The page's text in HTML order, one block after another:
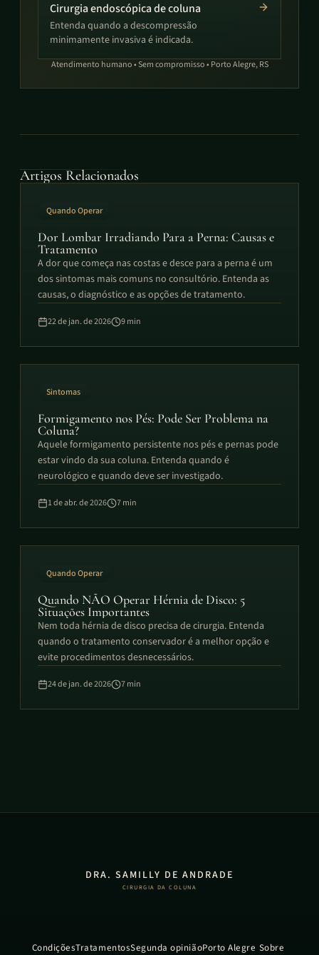
Cirurgia endoscópica de coluna
Entenda quando a descompressão
minimamente invasiva é indicada.
Atendimento humano • Sem compromisso • Porto Alegre, RS
Artigos Relacionados
Quando Operar
Dor Lombar Irradiando Para a Perna: Causas e
Tratamento
A dor que começa nas costas e desce para a perna é um
dos sintomas mais comuns no consultório. Entenda as
causas, o diagnóstico e as opções de tratamento.
22 de jan. de 2026 9min
Sintomas
Formigamento nos Pés: Pode Ser Problema na
Coluna?
Aquele formigamento persistente nos pés e pernas pode
estar vindo da sua coluna. Entenda quando é
neurológico e quando deve ser investigado.
1 de abr. de 2026 7min
Quando Operar
Quando NÃO Operar Hérnia de Disco: 5
Situações Importantes
Nem toda hérnia de disco precisa de cirurgia. Entenda
quando o tratamento conservador é a melhor opção e
evite procedimentos desnecessários.
24 de jan. de 2026 7min
DRA. SAMILLY DE ANDRADE
CIRURGIA DA COLUNA
CondiçõesTratamentosSegunda opiniãoPorto Alegre Sobre